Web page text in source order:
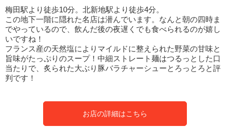
梅田駅より徒歩10分。北新地駅より徒歩4分。
この地下一階に隠れた名店は潜んでいます。なんと朝の四時ま
でやっているので、飲んだ後の夜遅くでも食べられるのが嬉し
いですね！
フランス産の天然塩によりマイルドに整えられた野菜の甘味と
旨味がたっぷりのスープ！中細ストレート麺はつるっとした口
当たりで、炙られた大ぶり豚バラチャーシューとろっとろと評
判です！
お店の詳細はこちら